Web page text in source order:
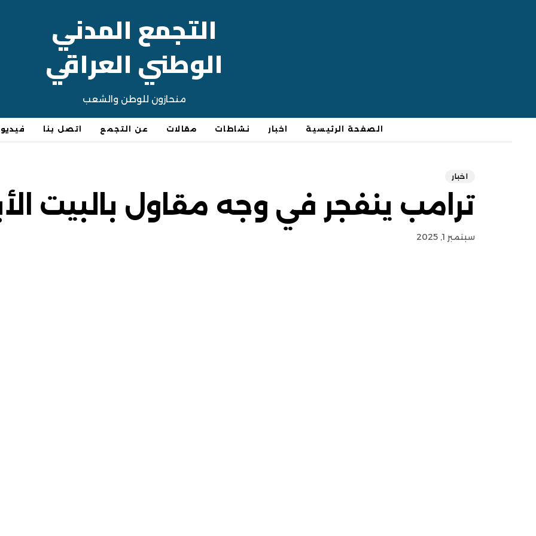
التجمع المدني
الوطني العراقي
منحازون للوطن والشعب
الصفحة الرئيسية اخبار نشاطات مقالات عن التجمع اتصل بنا
اخبار
ترامب ينفجر في وجه مقاول بالبيت
سبتمبر 1, 2025